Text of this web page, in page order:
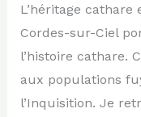
L’héritage cathare
Cordes-sur-Ciel
l’histoire cathare.
aux populations
l’Inquisition. Je